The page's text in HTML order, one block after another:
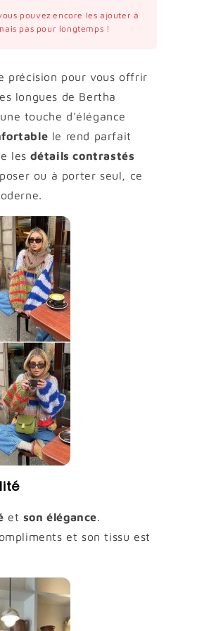
pouvez encore les ajouter à
pas pour longtemps !
précision pour vous offrir
longues de Bertha
touche d'élégance
le rend parfait
les détails contrastés
ou à porter seul, ce
et son élégance.
et son tissu est